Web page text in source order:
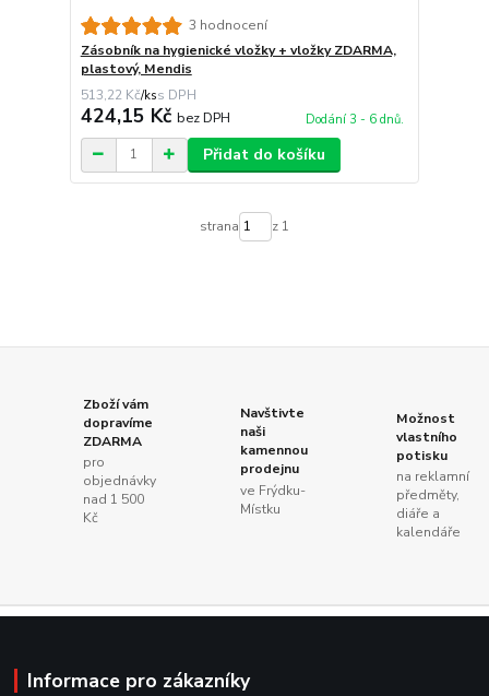
3 hodnocení
Zásobník na hygienické vložky + vložky ZDARMA,
plastový, Mendis
513,22 Kč/ks
424,15 Kč bez DPH Dodání 3 - 6 dnů.
Přidat do košíku
strana z 1
Zboží vám
dopravíme
ZDARMA
pro
objednávky
nad 1 500
Kč
Navštivte
naši
kamennou
prodejnu
ve Frýdku-
Místku
Možnost
vlastního
potisku
na reklamní
předměty,
diáře a
kalendáře
Informace pro zákazníky